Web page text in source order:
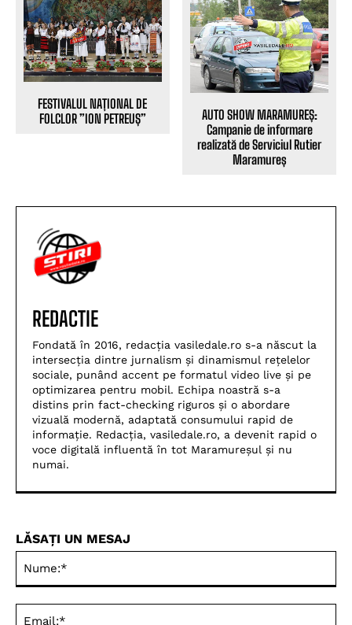
FESTIVALUL NAȚIONAL DE
FOLCLOR ”ION PETREUȘ”
AUTO SHOW MARAMUREȘ:
Campanie de informare
realizată de Serviciul Rutier
Maramureș
REDACTIE
Fondată în 2016, redacția vasiledale.ro s-a născut la
intersecția dintre jurnalism și dinamismul rețelelor
sociale, punând accent pe formatul video live și pe
optimizarea pentru mobil. Echipa noastră s-a
distins prin fact-checking riguros și o abordare
vizuală modernă, adaptată consumului rapid de
informație. Redacția, vasiledale.ro, a devenit rapid o
voce digitală influentă în tot Maramureșul și nu
numai.
LĂSAȚI UN MESAJ